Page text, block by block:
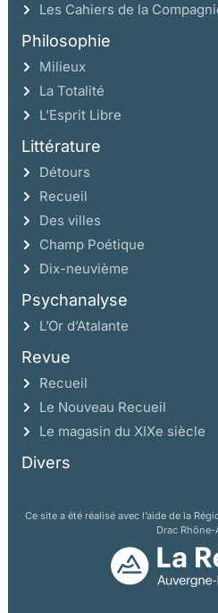
Les Cahiers de la
Philosophie
Milieux
La Totalité
L’Esprit Libre
Littérature
Détours
Recueil
Des villes
Champ Poétique
Dix-neuvième
Psychanalyse
L’Or d’Atalante
Revue
Recueil
Le Nouveau Recueil
Le magasin du XIXe siècle
Divers
Ce site a été réalisé avec l’aide de la
Drac